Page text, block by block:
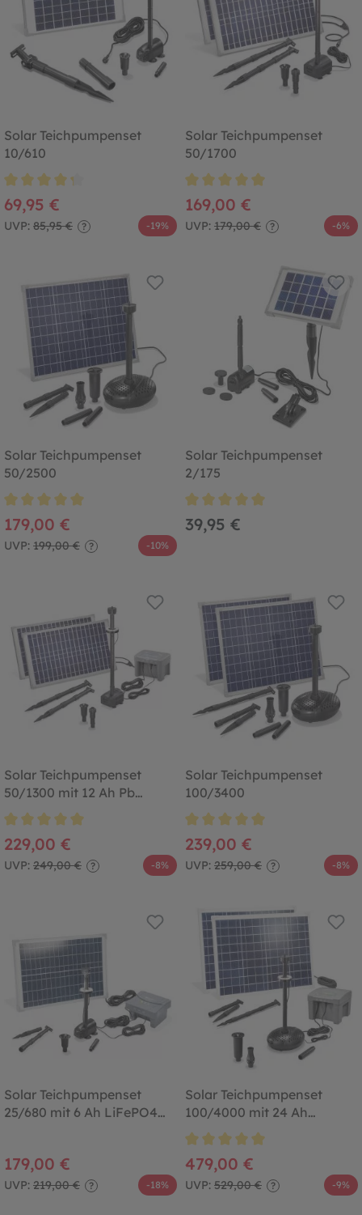
Solar Teichpumpenset
10/610
69,95 €
UVP: 85,95 € ? -19%
Solar Teichpumpenset
50/1700
169,00 €
UVP: 179,00 € ? -6%
Solar Teichpumpenset
50/2500
179,00 €
UVP: 199,00 € ? -10%
Solar Teichpumpenset
2/175
39,95 €
Solar Teichpumpenset
50/1300 mit 12 Ah Pb
Akkuspeicher
229,00 €
UVP: 249,00 € ? -8%
Solar Teichpumpenset
100/3400
239,00 €
UVP: 259,00 € ? -8%
Solar Teichpumpenset
25/680 mit 6 Ah LiFePO4
179,00 €
UVP: 219,00 € ? -18%
Solar Teichpumpenset
100/4000 mit 24 Ah
LiFePO4 Akkuspeicher
479,00 €
UVP: 529,00 € ? -9%